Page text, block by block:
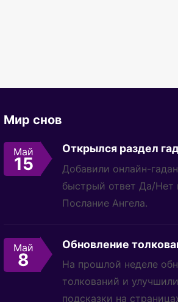
Мир снов
Май
15
Открылся раздел
Добавили онлайн-
быстрый ответ Да/Нет
Послание Ангела.
Май
8
Обновление
На прошлой неделе
толкований и
подсказки на